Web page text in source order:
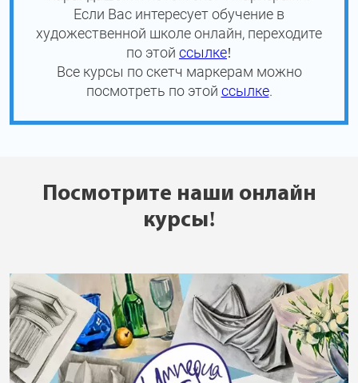
Если Вас интересует обучение в
художественной школе онлайн, переходите
по этой ссылке!
Все курсы по скетч маркерам можно
посмотреть по этой ссылке.
Посмотрите наши онлайн
курсы!